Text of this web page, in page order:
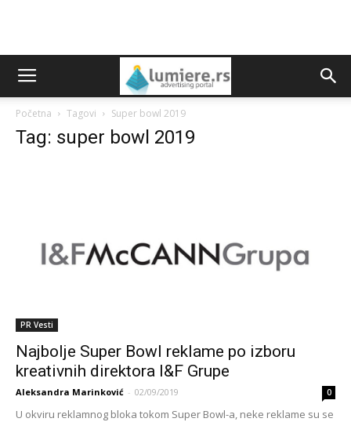
Početna Tagovi Super bowl 2019
Tag: super bowl 2019
PR Vesti
Najbolje Super Bowl reklame po izboru
kreativnih direktora I&F Grupe
Aleksandra Marinković - 02/09/2019 0
U okviru reklamnog bloka tokom Super Bowl-a, neke reklame su se